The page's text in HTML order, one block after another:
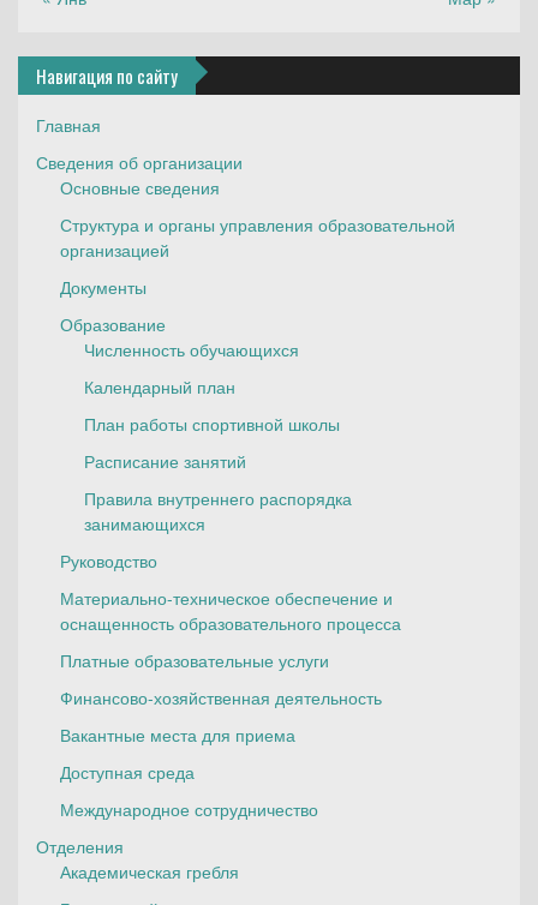
Навигация по сайту
Главная
Сведения об организации
Основные сведения
Структура и органы управления образовательной
организацией
Документы
Образование
Численность обучающихся
Календарный план
План работы спортивной школы
Расписание занятий
Правила внутреннего распорядка
занимающихся
Руководство
Материально-техническое обеспечение и
оснащенность образовательного процесса
Платные образовательные услуги
Финансово-хозяйственная деятельность
Вакантные места для приема
Доступная среда
Международное сотрудничество
Отделения
Академическая гребля